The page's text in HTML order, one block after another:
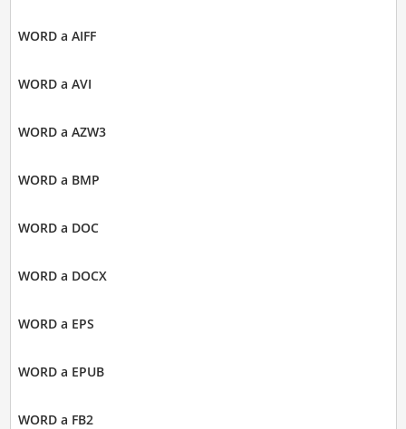
WORD a AIFF
WORD a AVI
WORD a AZW3
WORD a BMP
WORD a DOC
WORD a DOCX
WORD a EPS
WORD a EPUB
WORD a FB2